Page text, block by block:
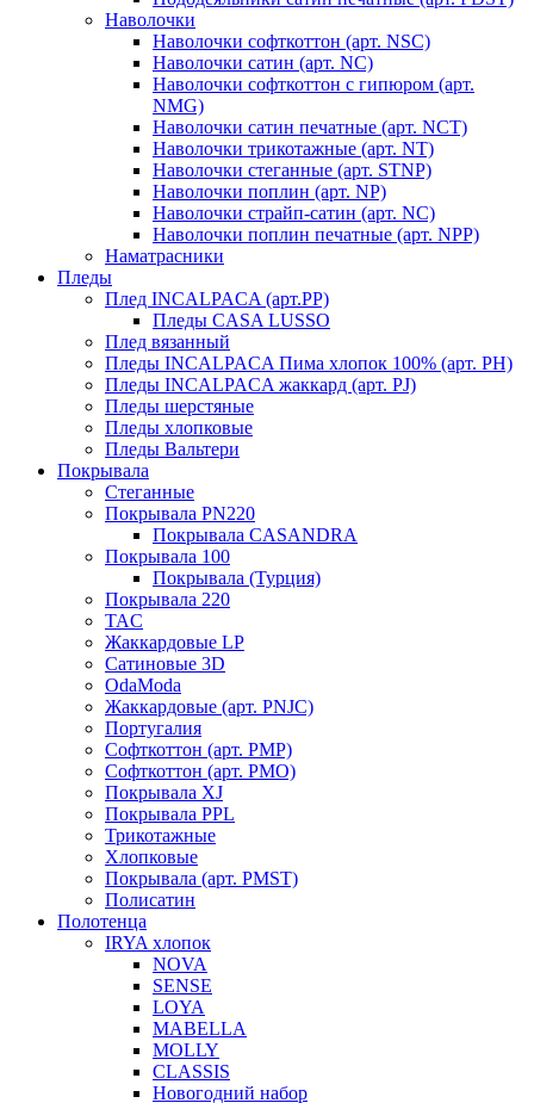
Наволочки
Наволочки софткоттон (арт. NSC)
Наволочки сатин (арт. NC)
Наволочки софткоттон с гипюром (арт.
NMG)
Наволочки сатин печатные (арт. NCT)
Наволочки трикотажные (арт. NT)
Наволочки стеганные (арт. STNP)
Наволочки поплин (арт. NP)
Наволочки страйп-сатин (арт. NC)
Наволочки поплин печатные (арт. NPP)
Наматрасники
Пледы
Плед INCALPACA (арт.PP)
Пледы CASA LUSSO
Плед вязанный
Пледы INCALPACA Пима хлопок 100% (арт. PH)
Пледы INCALPACA жаккард (арт. PJ)
Пледы шерстяные
Пледы хлопковые
Пледы Вальтери
Покрывала
Стеганные
Покрывала PN220
Покрывала CASANDRA
Покрывала 100
Покрывала (Турция)
Покрывала 220
TAC
Жаккардовые LP
Сатиновые 3D
OdaModa
Жаккардовые (арт. PNJC)
Португалия
Софткоттон (арт. PMP)
Софткоттон (арт. PMO)
Покрывала XJ
Покрывала PPL
Трикотажные
Хлопковые
Покрывала (арт. PMST)
Полисатин
Полотенца
IRYA хлопок
NOVA
SENSE
LOYA
MABELLA
MOLLY
CLASSIS
Новогодний набор